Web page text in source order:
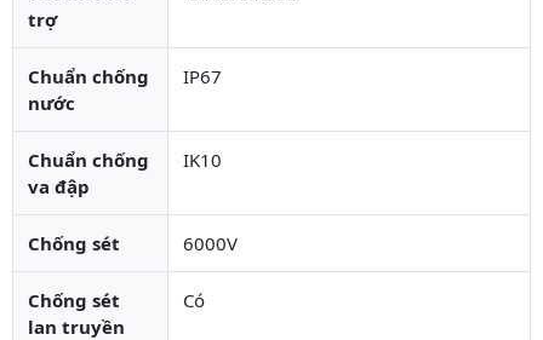
trợ
Chuẩn chống
nước
IP67
Chuẩn chống
va đập
IK10
Chống sét 6000V
Chống sét
lan truyền
Có